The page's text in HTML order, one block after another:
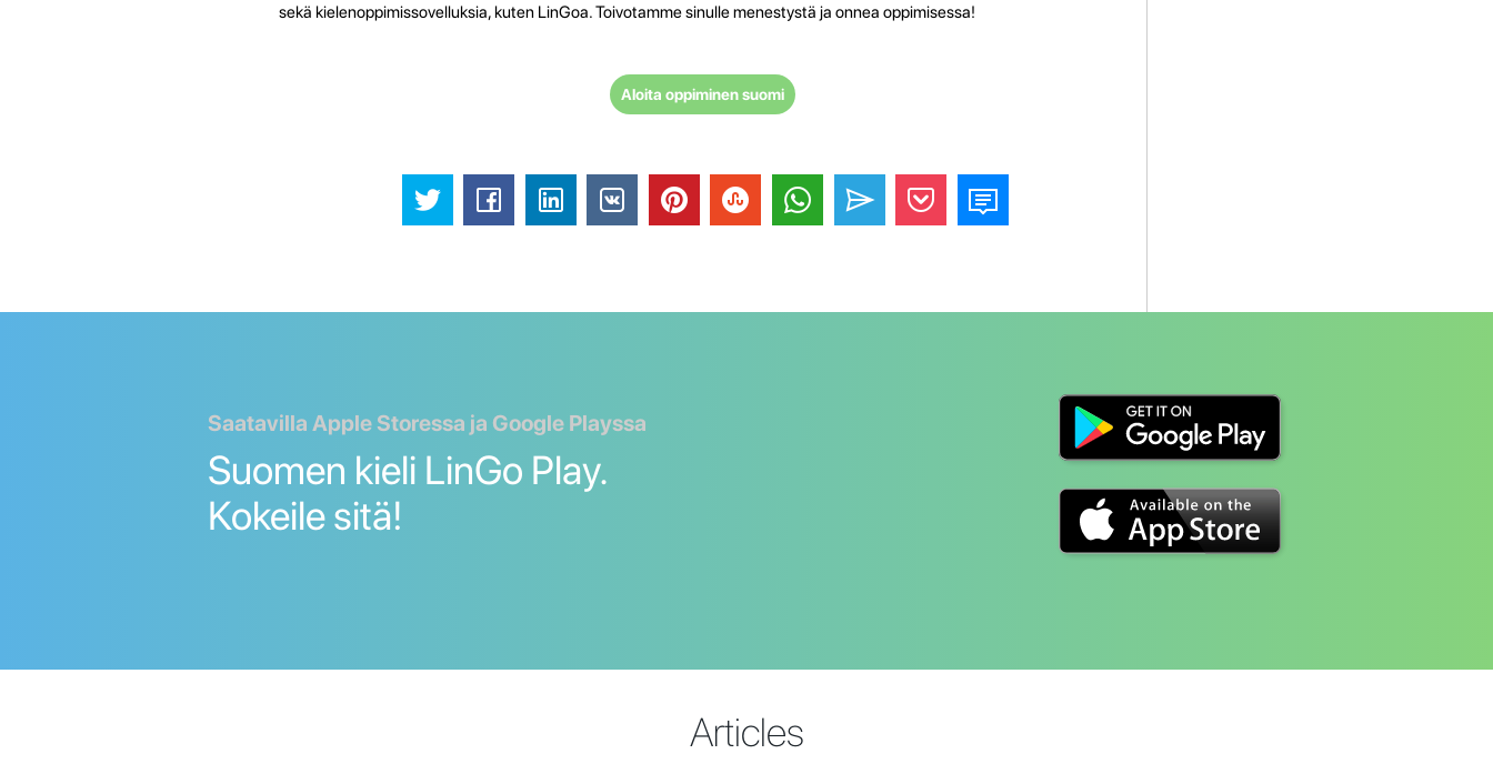
sekä kielenoppimissovelluksia, kuten LinGoa. Toivotamme sinulle menestystä ja onnea oppimisessa!
Aloita oppiminen suomi
Saatavilla Apple Storessa ja Google Playssa
Suomen kieli LinGo Play.
Kokeile sitä!
Articles